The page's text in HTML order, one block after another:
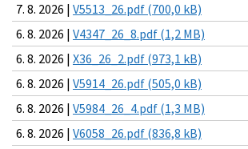
7. 8. 2026 | V5513_26.pdf (700,0 kB)
6. 8. 2026 | V4347_26_8.pdf (1,2 MB)
6. 8. 2026 | X36_26_2.pdf (973,1 kB)
6. 8. 2026 | V5914_26.pdf (505,0 kB)
6. 8. 2026 | V5984_26_4.pdf (1,3 MB)
6. 8. 2026 | V6058_26.pdf (836,8 kB)